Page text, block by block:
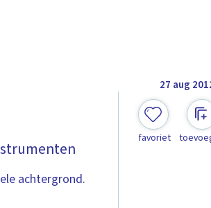
27 aug
achtergrond.
favoriet